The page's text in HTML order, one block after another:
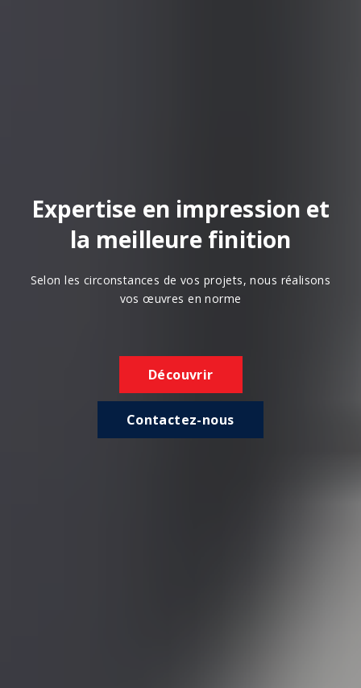
Expertise en impression et
la meilleure finition
Selon les circonstances de vos projets, nous réalisons
vos œuvres en norme
Découvrir
Contactez-nous